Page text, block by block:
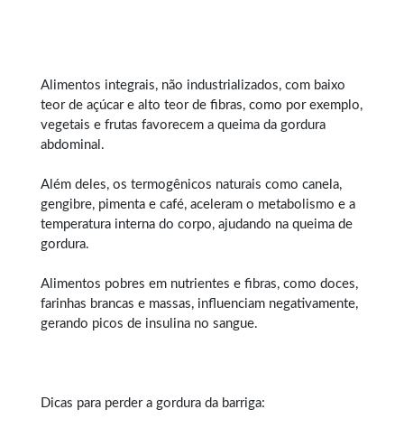
Alimentos integrais, não industrializados, com baixo
teor de açúcar e alto teor de fibras, como por exemplo,
vegetais e frutas favorecem a queima da gordura
abdominal.
Além deles, os termogênicos naturais como canela,
gengibre, pimenta e café, aceleram o metabolismo e a
temperatura interna do corpo, ajudando na queima de
gordura.
Alimentos pobres em nutrientes e fibras, como doces,
farinhas brancas e massas, influenciam negativamente,
gerando picos de insulina no sangue.
Dicas para perder a gordura da barriga: